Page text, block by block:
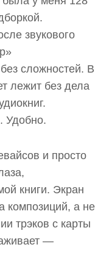
звукового
сложностей. В
лежит без дела
Удобно.
и просто
книги. Экран
композиций, а не
трэков с карты
—